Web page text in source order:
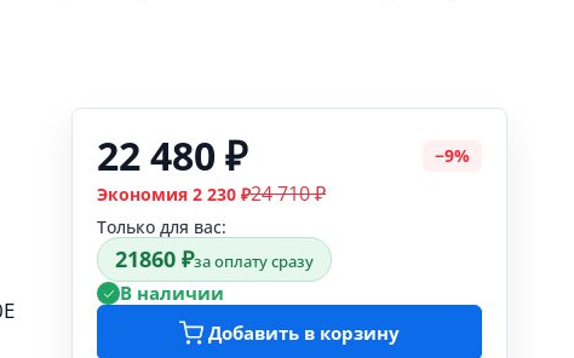
22 480 ₽ −9%
24 710 ₽
Экономия 2 230 ₽
Только для вас:
21860 ₽за оплату сразу
В наличии
Добавить в корзину